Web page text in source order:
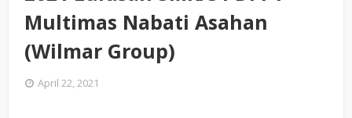
Multimas Nabati Asahan
(Wilmar Group)
April 22, 2021